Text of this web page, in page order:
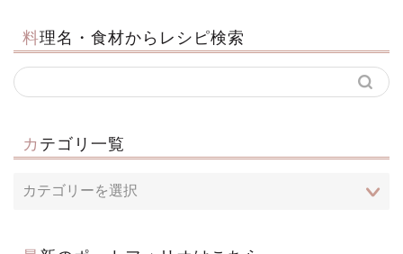
料理名・食材からレシピ検索
カテゴリ一覧